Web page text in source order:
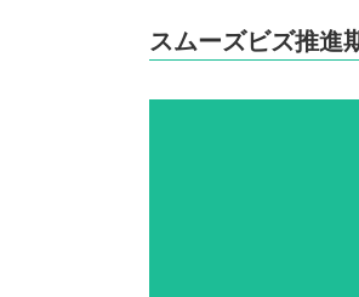
スムーズビズ推進